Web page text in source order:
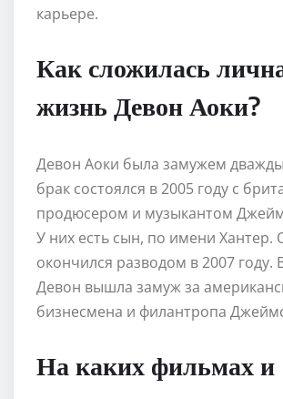
карьере.
Как сложилась
жизнь Девон Аоки?
Девон Аоки была замужем
брак состоялся в 2005 году с
продюсером и музыкантом
У них есть сын, по имени Хантер.
окончился разводом в 2007 году.
Девон вышла замуж за
бизнесмена и филантропа
На каких фильмах и